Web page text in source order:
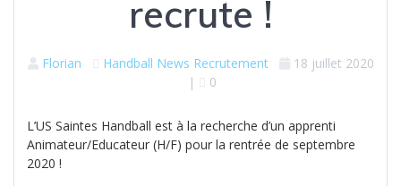
recrute !
Florian Handball News Recrutement
18 juillet 2020
|
0
L’US Saintes Handball est à la recherche d’un apprenti
Animateur/Educateur (H/F) pour la rentrée de septembre
2020 !